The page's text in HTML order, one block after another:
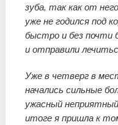
зуба, так как от
уже не годился под
быстро и без почти
и отправили
Уже в четверг в
начались сильные
ужасный
итоге я пришла к